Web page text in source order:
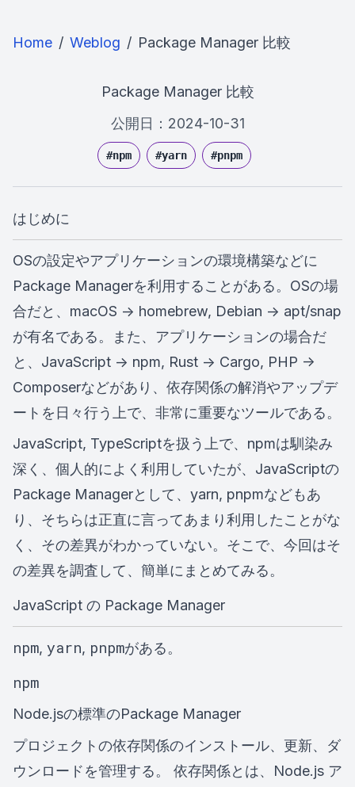
Home / Weblog / Package Manager 比較
Package Manager 比較
公開日： 2024-10-31
#npm #yarn #pnpm
はじめに
OSの設定やアプリケーションの環境構築などに
Package Managerを利用することがある。OSの場
合だと、macOS -> homebrew, Debian -> apt/snap
が有名である。また、アプリケーションの場合だ
と、JavaScript -> npm, Rust -> Cargo, PHP ->
Composerなどがあり、依存関係の解消やアップデ
ートを日々行う上で、非常に重要なツールである。
JavaScript, TypeScriptを扱う上で、npmは馴染み
深く、個人的によく利用していたが、JavaScriptの
Package Managerとして、yarn, pnpmなどもあ
り、そちらは正直に言ってあまり利用したことがな
く、その差異がわかっていない。そこで、今回はそ
の差異を調査して、簡単にまとめてみる。
JavaScript の Package Manager
npm, yarn, pnpmがある。
npm
Node.jsの標準のPackage Manager
プロジェクトの依存関係のインストール、更新、ダ
ウンロードを管理する。 依存関係とは、Node.js ア